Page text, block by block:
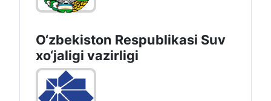
O‘zbekiston Respublikasi Suv
хo‘jaligi vazirligi